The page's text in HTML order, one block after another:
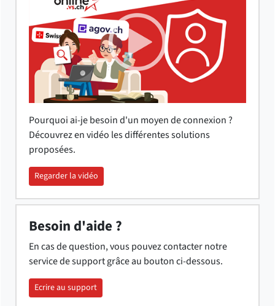
Pourquoi ai-je besoin d'un moyen de connexion ?
Découvrez en vidéo les différentes solutions
proposées.
Regarder la vidéo
Besoin d'aide ?
En cas de question, vous pouvez contacter notre
service de support grâce au bouton ci-dessous.
Ecrire au support